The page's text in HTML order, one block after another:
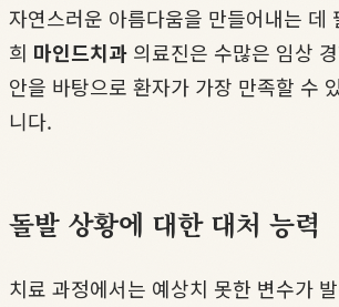
자연스러운 아름다움을 만들어내는 데
희 마인드치과 의료진은 수많은 임상
안을 바탕으로 환자가 가장 만족할 수
니다.
돌발 상황에 대한 대처 능력
치료 과정에서는 예상치 못한 변수가